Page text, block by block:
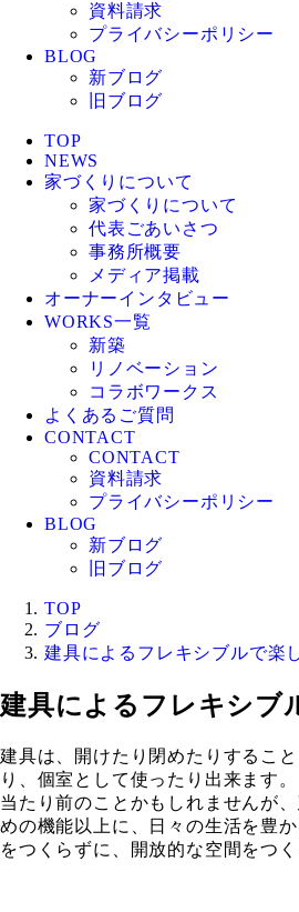
資料請求
プライバシーポリシー
BLOG
新ブログ
旧ブログ
TOP
NEWS
家づくりについて
家づくりについて
代表ごあいさつ
事務所概要
メディア掲載
オーナーインタビュー
WORKS一覧
新築
リノベーション
コラボワークス
よくあるご質問
CONTACT
CONTACT
資料請求
プライバシーポリシー
BLOG
新ブログ
旧ブログ
TOP
ブログ
建具によるフレキシブルで楽
建具によるフレキシブ
建具は、開けたり閉めたりするこ
り、個室として使ったり出来ます。
当たり前のことかもしれませんが
めの機能以上に、日々の生活を豊
をつくらずに、開放的な空間をつ